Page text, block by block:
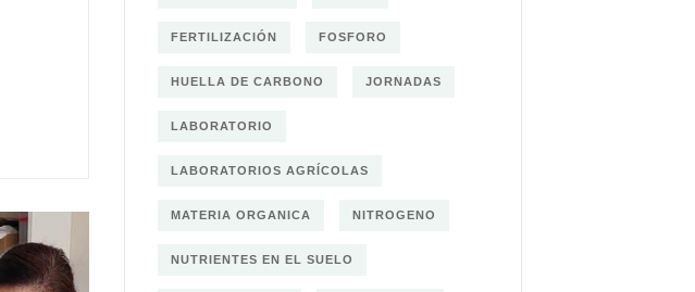
FERTILIZACIÓN FOSFORO
HUELLA DE CARBONO JORNADAS
LABORATORIO
LABORATORIOS AGRÍCOLAS
MATERIA ORGANICA NITROGENO
NUTRIENTES EN EL SUELO